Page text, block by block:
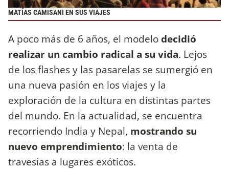
MATÍAS CAMISANI EN SUS VIAJES
A poco más de 6 años, el modelodecidió
realizar un cambio radical a su vida. Lejos
de los flashes y las pasarelas se sumergió en
una nueva pasión en los viajes y la
exploración de la cultura en distintas partes
del mundo. En la actualidad, se encuentra
recorriendo India y Nepal, mostrando su
nuevo emprendimiento: la venta de
travesías a lugares exóticos.